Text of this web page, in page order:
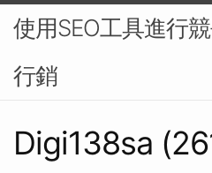
使用SEO工具進行
行銷
Digi138sa